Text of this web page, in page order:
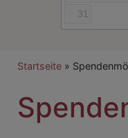
31
Startseite